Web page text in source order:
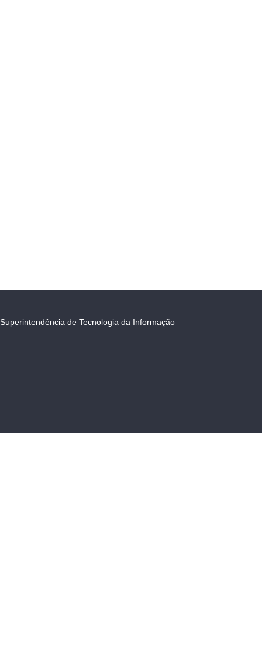
Superintendência de Tecnologia da Informação